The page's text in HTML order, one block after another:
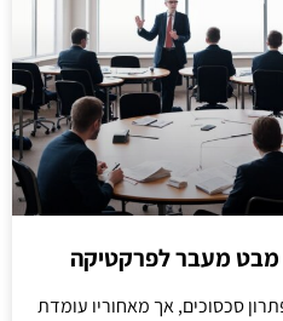
– מבט מעבר לפרקטיקה
סכסוכים, אך מאחוריו עומדת